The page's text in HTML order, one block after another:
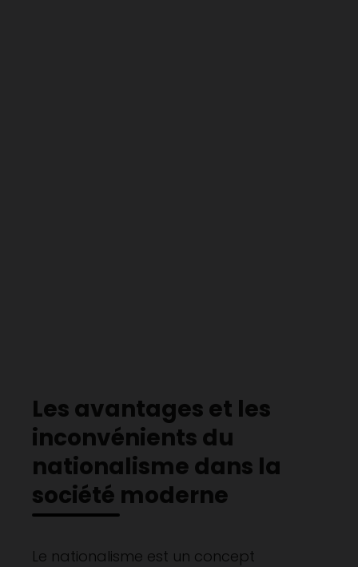
Les avantages et les
inconvénients du
nationalisme dans la
société moderne
Le nationalisme est un concept